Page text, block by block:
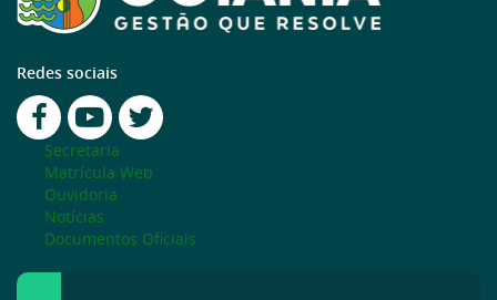
Redes sociais
Secretaria
Matrícula Web
Ouvidoria
Notícias
Documentos Oficiais